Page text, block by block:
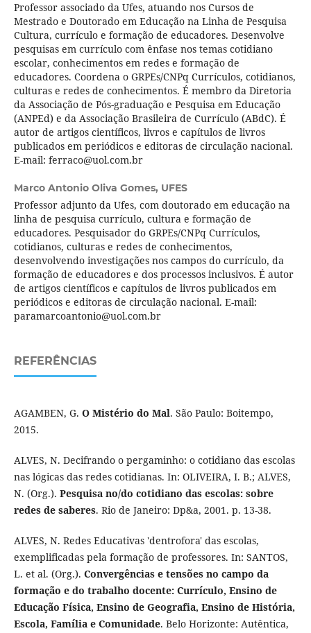
Professor associado da Ufes, atuando nos Cursos de
Mestrado e Doutorado em Educação na Linha de Pesquisa
Cultura, currículo e formação de educadores. Desenvolve
pesquisas em currículo com ênfase nos temas cotidiano
escolar, conhecimentos em redes e formação de
educadores. Coordena o GRPEs/CNPq Currículos, cotidianos,
culturas e redes de conhecimentos. É membro da Diretoria
da Associação de Pós-graduação e Pesquisa em Educação
(ANPEd) e da Associação Brasileira de Currículo (ABdC). É
autor de artigos científicos, livros e capítulos de livros
publicados em periódicos e editoras de circulação nacional.
E-mail: ferraco@uol.com.br
Marco Antonio Oliva Gomes, UFES
Professor adjunto da Ufes, com doutorado em educação na
linha de pesquisa currículo, cultura e formação de
educadores. Pesquisador do GRPEs/CNPq Currículos,
cotidianos, culturas e redes de conhecimentos,
desenvolvendo investigações nos campos do currículo, da
formação de educadores e dos processos inclusivos. É autor
de artigos científicos e capítulos de livros publicados em
periódicos e editoras de circulação nacional. E-mail:
paramarcoantonio@uol.com.br
REFERÊNCIAS
AGAMBEN, G. O Mistério do Mal. São Paulo: Boitempo,
2015.
ALVES, N. Decifrando o pergaminho: o cotidiano das escolas
nas lógicas das redes cotidianas. In: OLIVEIRA, I. B.; ALVES,
N. (Org.). Pesquisa no/do cotidiano das escolas: sobre
redes de saberes. Rio de Janeiro: Dp&a, 2001. p. 13-38.
ALVES, N. Redes Educativas 'dentrofora' das escolas,
exemplificadas pela formação de professores. In: SANTOS,
L. et al. (Org.). Convergências e tensões no campo da
formação e do trabalho docente: Currículo, Ensino de
Educação Física, Ensino de Geografia, Ensino de História,
Escola, Família e Comunidade. Belo Horizonte: Autêntica,